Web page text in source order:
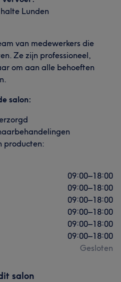
Lunden
van medewerkers die
Ze zijn professioneel,
om aan alle behoeften
salon:
producten:
09:00–18:00
09:00–18:00
09:00–18:00
09:00–18:00
09:00–18:00
09:00–18:00
Gesloten
salon